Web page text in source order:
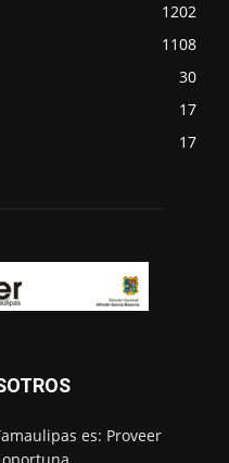
1202
1108
30
17
17
es: Proveer